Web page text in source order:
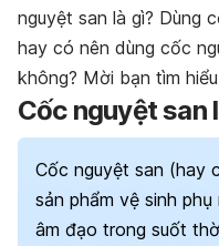
nguyệt san là gì? Dùng
hay có nên dùng cốc
không? Mời bạn tìm
Cốc nguyệt san
Cốc nguyệt san (hay
sản phẩm vệ sinh
âm đạo trong suốt